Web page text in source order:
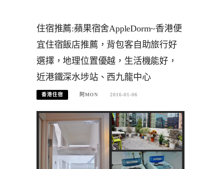
住宿推薦:蘋果宿舍AppleDorm~香港便
宜住宿飯店推薦，背包客自助旅行好
選擇，地理位置優越，生活機能好，
近港鐵深水埗站、西九龍中心
香港住宿 阿MON 2016-01-06